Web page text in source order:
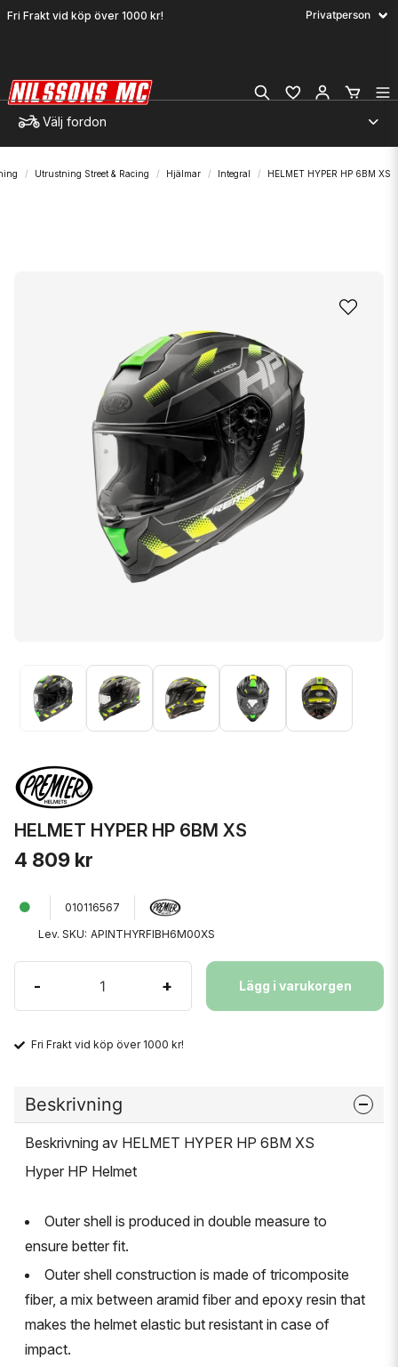
Fri Frakt vid köp över 1000 kr!
Välj fordon
Utrustning Street & Racing Hjälmar Integral HELMET HYPER HP 6BM XS
HELMET HYPER HP 6BM XS
4 809 kr
010116567
Lev. SKU: APINTHYRFIBH6M00XS
- + Lägg i varukorgen
Fri Frakt vid köp över 1000 kr!
Beskrivning
Beskrivning av HELMET HYPER HP 6BM XS
Hyper HP Helmet
Outer shell is produced in double measure to
ensure better fit.
Outer shell construction is made of tricomposite
fiber, a mix between aramid fiber and epoxy resin that
makes the helmet elastic but resistant in case of
impact.